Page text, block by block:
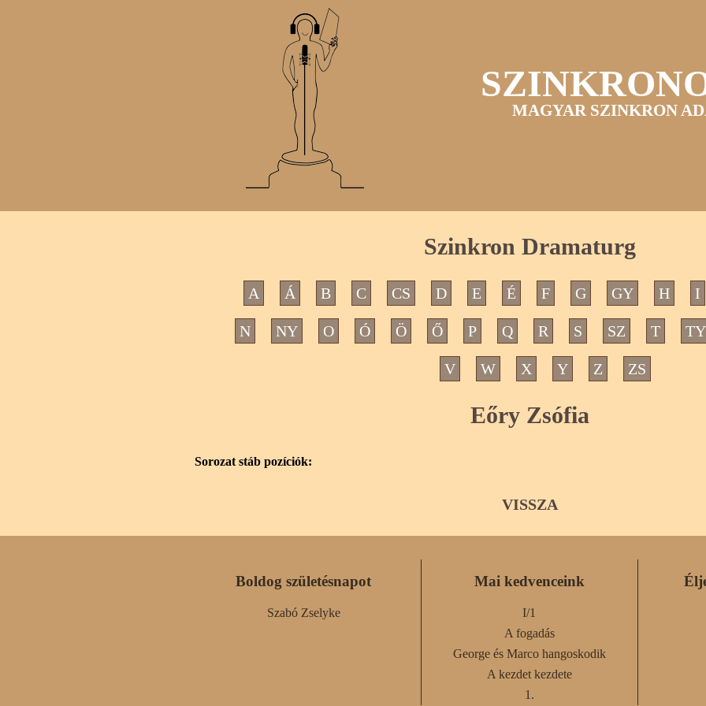
MAGYAR SZINKRON
Szinkron Dramaturg
A Á B C CS D E É F G GY H I
N NY O Ó Ö Ő P Q R S SZ T TY
V W X Y Z ZS
Eőry Zsófia
Sorozat stáb pozíciók:
VISSZA
Boldog születésnapot
Szabó Zselyke
Mai kedvenceink
I/1
A fogadás
George és Marco hangoskodik
A kezdet kezdete
1.